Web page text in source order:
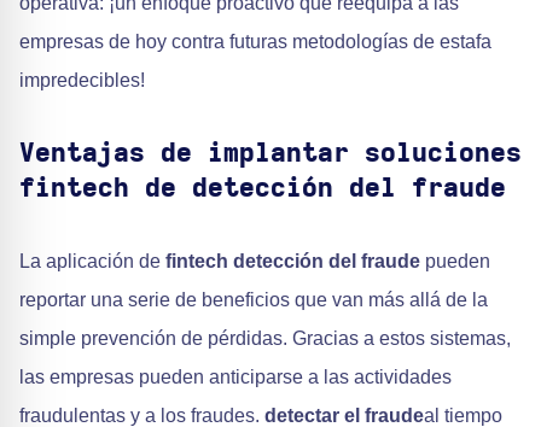
empresas de hoy contra futuras metodologías de estafa
impredecibles!
Ventajas de implantar soluciones
fintech de detección del fraude
La aplicación de fintech detección del fraude pueden
reportar una serie de beneficios que van más allá de la
simple prevención de pérdidas. Gracias a estos sistemas,
las empresas pueden anticiparse a las actividades
fraudulentas y a los fraudes. detectar el fraudeal tiempo